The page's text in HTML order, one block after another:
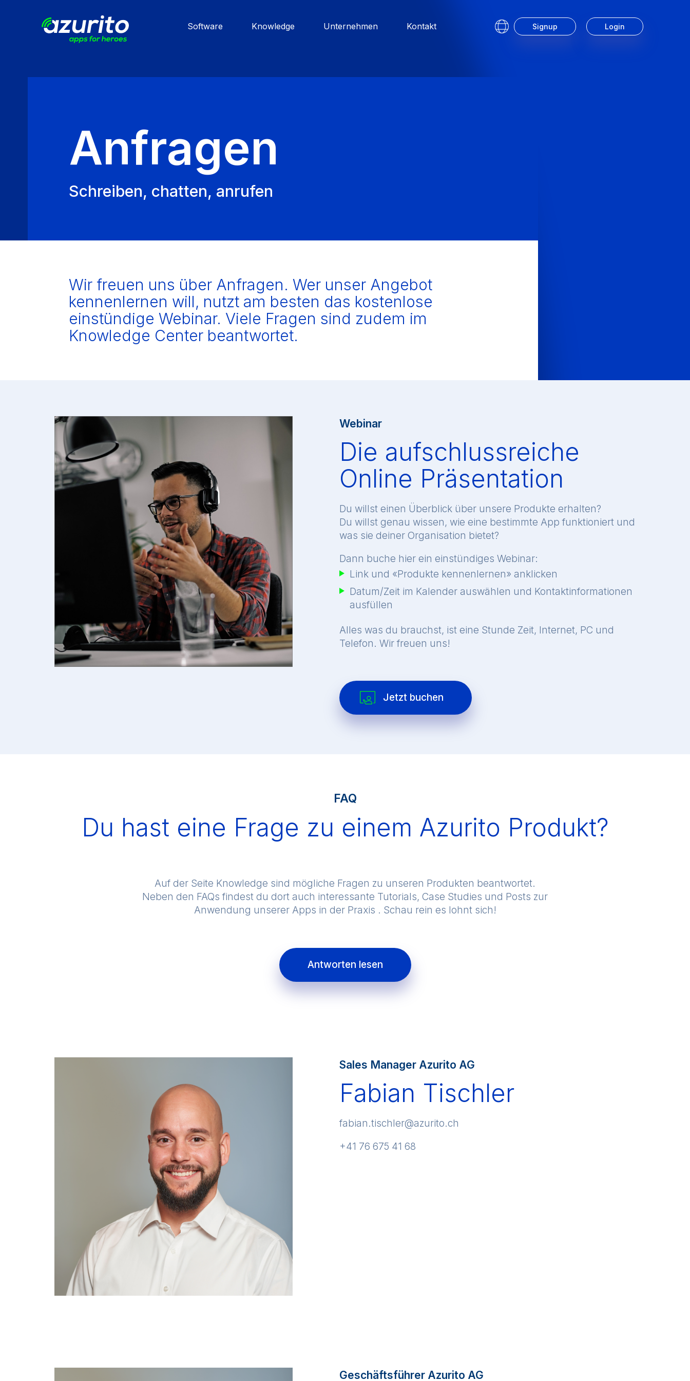
Software Knowledge Unternehmen Kontakt
Service
Signup Login
Anfragen
Schreiben, chatten, anrufen
Wir freuen uns über Anfragen. Wer unser Angebot
kennenlernen will, nutzt am besten das kostenlose
einstündige Webinar. Viele Fragen sind zudem im
Knowledge Center beantwortet.
Webinar
Die aufschlussreiche
Online Präsentation
Du willst einen Überblick über unsere Produkte erhalten?
Du willst genau wissen, wie eine bestimmte App funktioniert und
was sie deiner Organisation bietet?
Dann buche hier ein einstündiges Webinar:
Link und «Produkte kennenlernen» anklicken
Datum/Zeit im Kalender auswählen und Kontaktinformationen
ausfüllen
Alles was du brauchst, ist eine Stunde Zeit, Internet, PC und
Telefon. Wir freuen uns!
Jetzt buchen
FAQ
Du hast eine Frage zu einem Azurito Produkt?
Auf der Seite Knowledge sind mögliche Fragen zu unseren Produkten beantwortet.
Neben den FAQs findest du dort auch interessante Tutorials, Case Studies und Posts zur
Anwendung unserer Apps in der Praxis . Schau rein es lohnt sich!
Antworten lesen
Sales Manager Azurito AG
Fabian Tischler
fabian.tischler@azurito.ch
+41 76 675 41 68
Geschäftsführer Azurito AG